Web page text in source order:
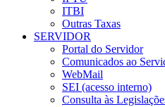
ITBI
Outras Taxas
SERVIDOR
Portal do Servidor
Comunicados ao
WebMail
SEI (acesso interno)
Consulta às